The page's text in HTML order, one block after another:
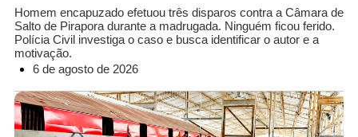
Homem encapuzado efetuou três disparos contra a Câmara de
Salto de Pirapora durante a madrugada. Ninguém ficou ferido.
Polícia Civil investiga o caso e busca identificar o autor e a
motivação.
6 de agosto de 2026